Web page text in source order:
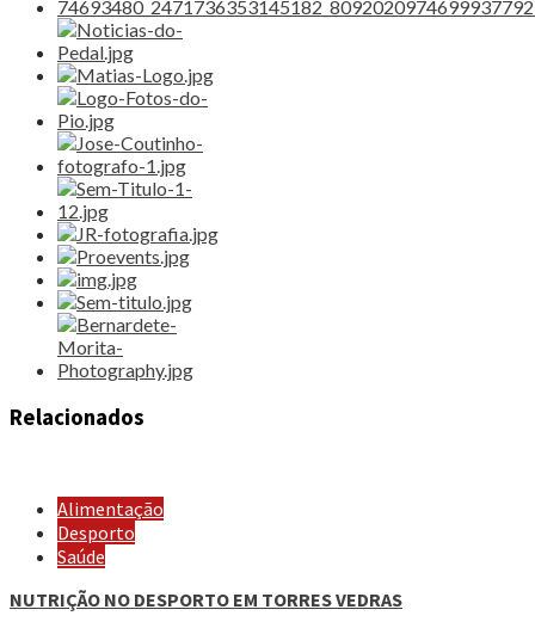
Relacionados
Alimentação
Desporto
Saúde
NUTRIÇÃO NO DESPORTO EM TORRES VEDRAS